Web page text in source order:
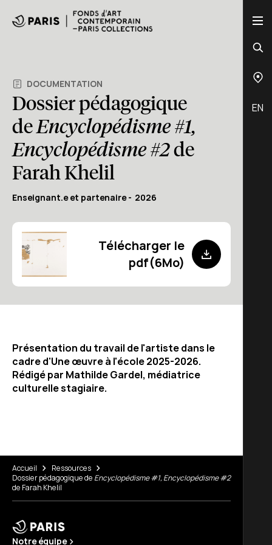
EN
DOCUMENTATION
Dossier pédagogique
deEncyclopédisme #1,
Encyclopédisme #2de
Farah Khelil
Enseignant.e et partenaire 2026
Télécharger le
pdf(6Mo)
Présentation du travail de l'artiste dans le
cadre d'Une œuvre à l'école 2025-2026.
Rédigé par Mathilde Gardel, médiatrice
culturelle stagiaire.
Accueil
Ressources
Dossier pédagogique de Encyclopédisme #1, Encyclopédisme #2
de Farah Khelil
Notre équipe